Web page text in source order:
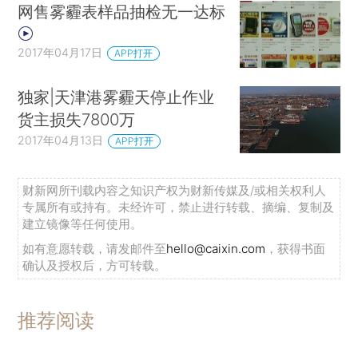
网售雾霾表样品抽检无一达标
2017年04月17日 APP打开
独家|天津港雾霾天停止作业
货主损失7800万
2017年04月13日 APP打开
财新网所刊载内容之知识产权为财新传媒及/或相关权利人
专属所有或持有。未经许可，禁止进行转载、摘编、复制及
建立镜像等任何使用。
如有意愿转载，请发邮件至hello@caixin.com ，获得书面
确认及授权后，方可转载。
推荐阅读